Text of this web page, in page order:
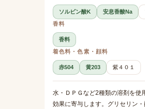
ソルビン酸K 安息香酸Na
香料
香料
着色料・色素・顔料
赤504 黄203 紫４０１
水・ＤＰＧなど2種類の溶剤を使
効果に寄与します。グリセリン